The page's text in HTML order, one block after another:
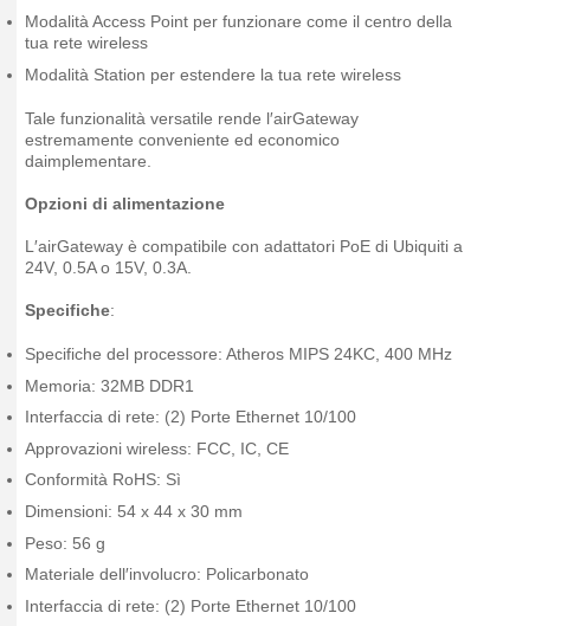
Modalità Access Point per funzionare come il centro della
tua rete wireless
Modalità Station per estendere la tua rete wireless
Tale funzionalità versatile rende l′airGateway
estremamente conveniente ed economico
daimplementare.
Opzioni di alimentazione
L′airGateway è compatibile con adattatori PoE di Ubiquiti a
24V, 0.5A o 15V, 0.3A.
Specifiche:
Specifiche del processore: Atheros MIPS 24KC, 400 MHz
Memoria: 32MB DDR1
Interfaccia di rete: (2) Porte Ethernet 10/100
Approvazioni wireless: FCC, IC, CE
Conformità RoHS: Sì
Dimensioni: 54 x 44 x 30 mm
Peso: 56 g
Materiale dell′involucro: Policarbonato
Interfaccia di rete: (2) Porte Ethernet 10/100